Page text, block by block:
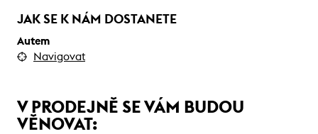
JAK SE K NÁM DOSTANETE
Autem
Navigovat
V PRODEJNĚ SE VÁM BUDOU
VĚNOVAT: